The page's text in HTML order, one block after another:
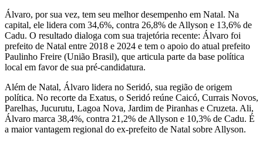
Álvaro, por sua vez, tem seu melhor desempenho em Natal. Na
capital, ele lidera com 34,6%, contra 26,8% de Allyson e 13,6% de
Cadu. O resultado dialoga com sua trajetória recente: Álvaro foi
prefeito de Natal entre 2018 e 2024 e tem o apoio do atual prefeito
Paulinho Freire (União Brasil), que articula parte da base política
local em favor de sua pré-candidatura.
Além de Natal, Álvaro lidera no Seridó, sua região de origem
política. No recorte da Exatus, o Seridó reúne Caicó, Currais Novos,
Parelhas, Jucurutu, Lagoa Nova, Jardim de Piranhas e Cruzeta. Ali,
Álvaro marca 38,4%, contra 21,2% de Allyson e 10,3% de Cadu. É
a maior vantagem regional do ex-prefeito de Natal sobre Allyson.